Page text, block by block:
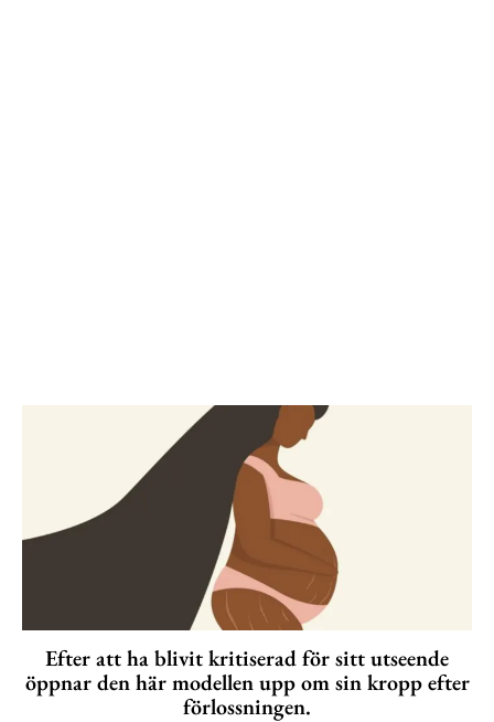
Efter att ha blivit kritiserad för sitt utseende
öppnar den här modellen upp om sin kropp efter
förlossningen.